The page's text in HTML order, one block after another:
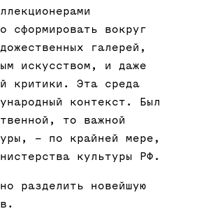
вокруг
галерей,
искусством, и даже
критики. Эта среда
контекст. Был
то важной
– по крайней мере,
культуры РФ.
разделить новейшую